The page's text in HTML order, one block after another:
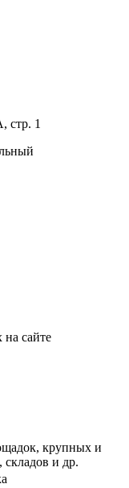
стр. 1
на сайте
крупных и
и др.